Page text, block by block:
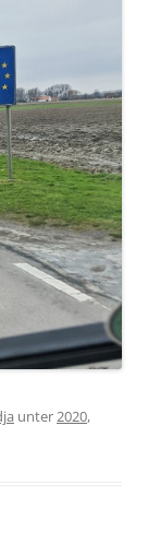
unter2020,